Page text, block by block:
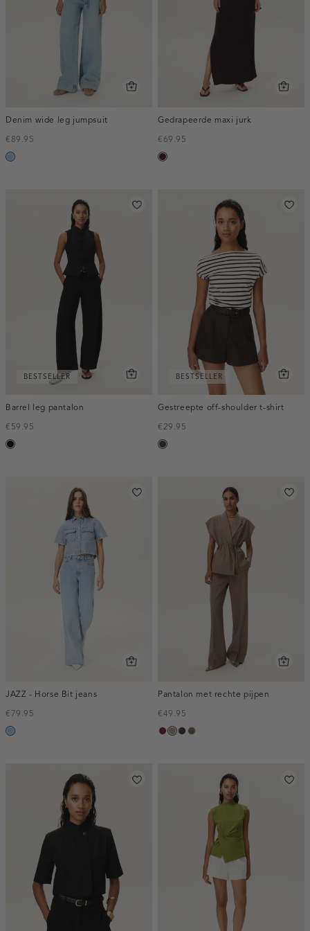
Denim wide leg jumpsuit
€89.95
blauw,
Gedrapeerde maxi jurk
€69.95
pruim,
BESTSELLER
Barrel leg pantalon
€59.95
zwart
BESTSELLER
Gestreepte off-shoulder t-shirt
€29.95
choco
JAZZ - Horse Bit jeans
€79.95
blauw,
Pantalon met rechte pijpen
€49.95
bordeaux,
taupe,
choco,
bruin